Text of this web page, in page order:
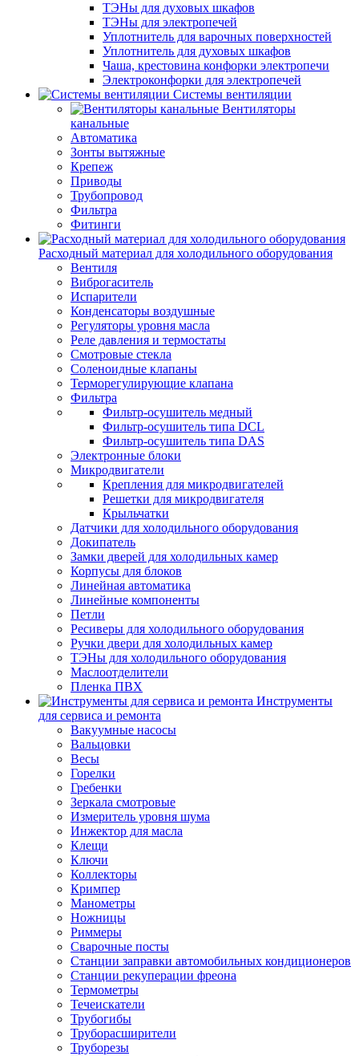
ТЭНы для духовых шкафов
ТЭНы для электропечей
Уплотнитель для варочных поверхностей
Уплотнитель для духовых шкафов
Чаша, крестовина конфорки электропечи
Электроконфорки для электропечей
Системы вентиляции
Вентиляторы
канальные
Автоматика
Зонты вытяжные
Крепеж
Приводы
Трубопровод
Фильтра
Фитинги
Расходный материал для холодильного оборудования
Вентиля
Виброгаситель
Испарители
Конденсаторы воздушные
Регуляторы уровня масла
Реле давления и термостаты
Смотровые стекла
Соленоидные клапаны
Терморегулирующие клапана
Фильтра
Фильтр-осушитель медный
Фильтр-осушитель типа DCL
Фильтр-осушитель типа DAS
Электронные блоки
Микродвигатели
Крепления для микродвигателей
Решетки для микродвигателя
Крыльчатки
Датчики для холодильного оборудования
Докипатель
Замки дверей для холодильных камер
Корпусы для блоков
Линейная автоматика
Линейные компоненты
Петли
Ресиверы для холодильного оборудования
Ручки двери для холодильных камер
ТЭНы для холодильного оборудования
Маслоотделители
Пленка ПВХ
Инструменты
для сервиса и ремонта
Вакуумные насосы
Вальцовки
Весы
Горелки
Гребенки
Зеркала смотровые
Измеритель уровня шума
Инжектор для масла
Клещи
Ключи
Коллекторы
Кримпер
Манометры
Ножницы
Риммеры
Сварочные посты
Станции заправки автомобильных кондиционеров
Станции рекуперации фреона
Термометры
Течеискатели
Трубогибы
Труборасширители
Труборезы